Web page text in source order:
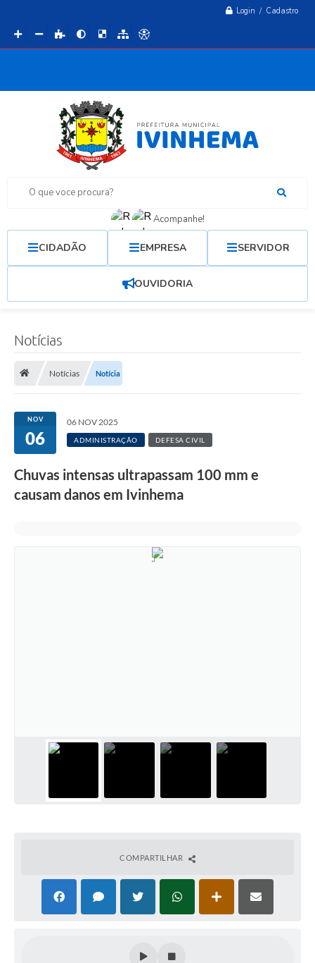
Login / Cadastro
O que voce procura?
Acompanhe!
CIDADÃO EMPRESA SERVIDOR
OUVIDORIA
Notícias
Notícias Notícia
NOV
06
06 NOV 2025
ADMINISTRAÇÃO DEFESA CIVIL
Chuvas intensas ultrapassam 100 mm e
causam danos em Ivinhema
COMPARTILHAR